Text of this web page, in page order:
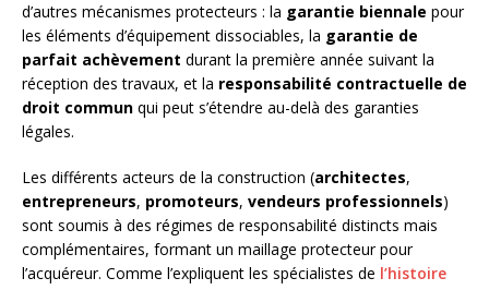
d’autres mécanismes protecteurs : la garantie biennale pour
les éléments d’équipement dissociables, la garantie de
parfait achèvement durant la première année suivant la
réception des travaux, et la responsabilité contractuelle de
droit commun qui peut s’étendre au-delà des garanties
légales.
Les différents acteurs de la construction (architectes,
entrepreneurs, promoteurs, vendeurs professionnels)
sont soumis à des régimes de responsabilité distincts mais
complémentaires, formant un maillage protecteur pour
l’acquéreur. Comme l’expliquent les spécialistes de l’histoire